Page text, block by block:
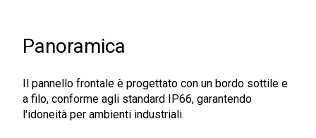
Panoramica
Il pannello frontale è progettato con un bordo sottile e
a filo, conforme agli standard IP66, garantendo
l'idoneità per ambienti industriali.